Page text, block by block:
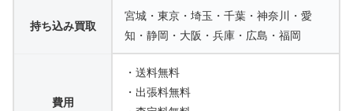
持ち込み買取
宮城・東京・埼玉・千葉・神奈川・愛
知・静岡・大阪・兵庫・広島・福岡
費用
・送料無料
・出張料無料